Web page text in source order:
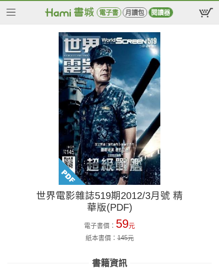
電子書 月讀包 閱讀器
世界電影雜誌519期2012/3月號 精
華版(PDF)
電子書價： 59元
紙本書價：145元
書籍資訊